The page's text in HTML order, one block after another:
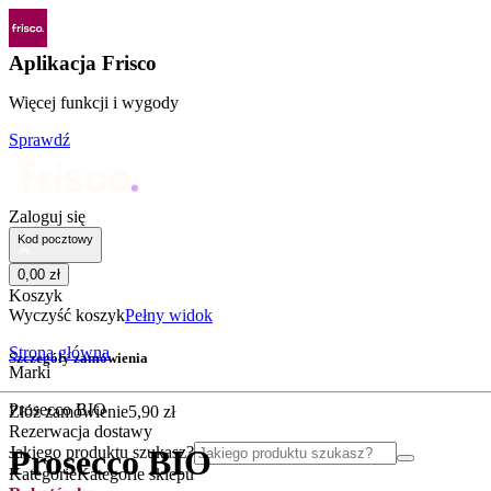
Aplikacja Frisco
Więcej funkcji i wygody
Sprawdź
Zaloguj się
Kod pocztowy
0,00 zł
Koszyk
Wyczyść koszykPełny widok
Szczegóły zamówienia
Złóż zamówienie5,90 zł
Rezerwacja dostawy
Jakiego produktu szukasz?
KategorieKategorie sklepu
Strona główna
Marki
Prosecco BIO
Prosecco BIO